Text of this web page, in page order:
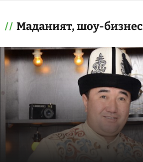
Маданият, шоу-бизнес